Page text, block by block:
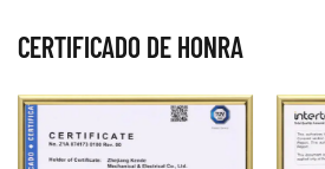
CERTIFICADO DE HONRA